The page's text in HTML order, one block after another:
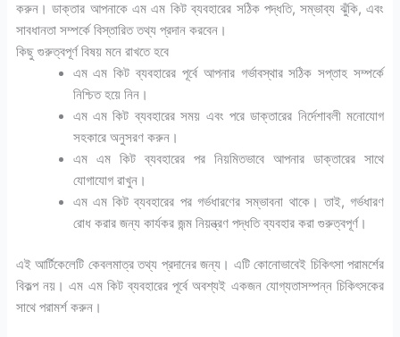
করুন। ডাক্তার আপনাকে এম এম কিট ব্যবহারের সঠিক পদ্ধতি, সম্ভাব্য ঝুঁকি, এবং
সাবধানতা সম্পর্কে বিস্তারিত তথ্য প্রদান করবেন।
কিছু গুরুত্বপূর্ণ বিষয় মনে রাখতে হবে
এম এম কিট ব্যবহারের পূর্বে আপনার গর্ভাবস্থার সঠিক সপ্তাহ সম্পর্কে
নিশ্চিত হয়ে নিন।
এম এম কিট ব্যবহারের সময় এবং পরে ডাক্তারের নির্দেশাবলী মনোযোগ
সহকারে অনুসরণ করুন।
এম এম কিট ব্যবহারের পর নিয়মিতভাবে আপনার ডাক্তারের সাথে
যোগাযোগ রাখুন।
এম এম কিট ব্যবহারের পর গর্ভধারণের সম্ভাবনা থাকে। তাই, গর্ভধারণ
রোধ করার জন্য কার্যকর জন্ম নিয়ন্ত্রণ পদ্ধতি ব্যবহার করা গুরুত্বপূর্ণ।
এই আর্টিকেলেটি কেবলমাত্র তথ্য প্রদানের জন্য। এটি কোনোভাবেই চিকিৎসা পরামর্শের
বিকল্প নয়। এম এম কিট ব্যবহারের পূর্বে অবশ্যই একজন যোগ্যতাসম্পন্ন চিকিৎসকের
সাথে পরামর্শ করুন।